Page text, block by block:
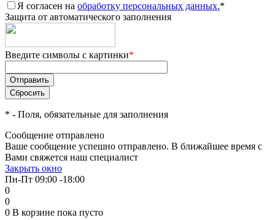
Я согласен на обработку персональных данных.*
Защита от автоматического заполнения
Введите символы с картинки*
* - Поля, обязательные для заполнения
Сообщение отправлено
Ваше сообщение успешно отправлено. В ближайшее время с
Вами свяжется наш специалист
Закрыть окно
Пн-Пт 09:00 -18:00
0
0
0 В корзине пока пусто
Получайте товар
выбранный способом
Оставшиеся75% будут
списыватьсяс вашей карты
по
Подробнее
об оплате Плайтом